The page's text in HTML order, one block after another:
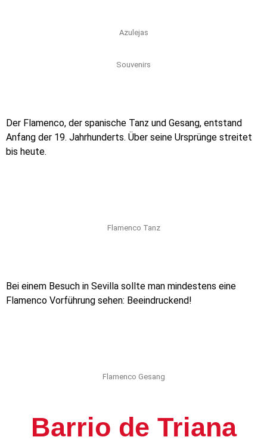
Azulejas
Souvenirs
Der Flamenco, der spanische Tanz und Gesang, entstand
Anfang der 19. Jahrhunderts. Über seine Ursprünge streitet
bis heute.
Flamenco Tanz
Bei einem Besuch in Sevilla sollte man mindestens eine
Flamenco Vorführung sehen: Beeindruckend!
Flamenco Gesang
Barrio de Triana